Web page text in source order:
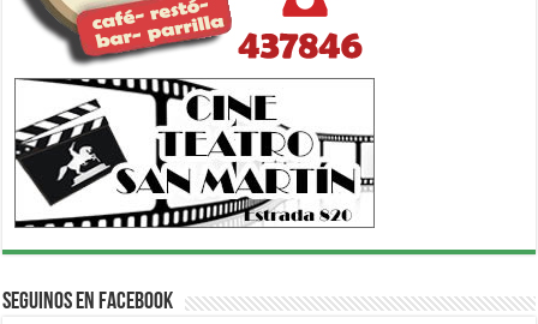
Seguinos en Facebook